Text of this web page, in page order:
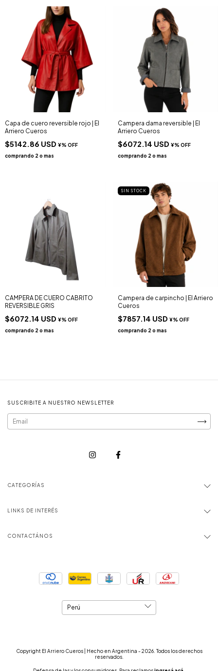
Capa de cuero reversible rojo | El
Arriero Cueros
$5142.86 USD
Campera dama reversible | El
Arriero Cueros
$6072.14 USD
CAMPERA DE CUERO CABRITO
REVERSIBLE GRIS
$6072.14 USD
SIN STOCK
Campera de carpincho | El Arriero
Cueros
$7857.14 USD
SUSCRIBITE A NUESTRO NEWSLETTER
CATEGORÍAS
LINKS DE INTERÉS
CONTACTÁNOS
Copyright El Arriero Cueros | Hecho en Argentina - 2026. Todos los derechos
reservados.